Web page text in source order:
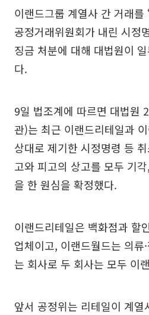
이랜드그룹 계열사 간 거래를
공정거래위원회가 내린 시정
징금 처분에 대해 대법원이
다.
9일 법조계에 따르면 대법원
관)는 최근 이랜드리테일과
상대로 제기한 시정명령 등
고와 피고의 상고를 모두 기
을 한 원심을 확정했다.
이랜드리테일은 백화점과 할
업체이고, 이랜드월드는 의류
는 회사로 두 회사는 모두 이
앞서 공정위는 리테일이 계열